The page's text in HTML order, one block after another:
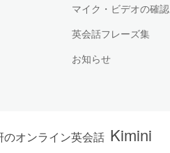
マイク・ビデオの確認
英会話フレーズ集
お知らせ
のオンライン英会話 Kimini